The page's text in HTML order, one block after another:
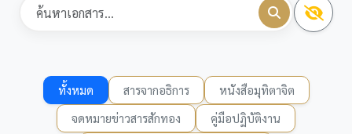
ทั้งหมด สารจากอธิการ
หนังสือมุทิตาจิต
จดหมายข่าวสารสักทอง
คู่มือปฏิบัติงาน